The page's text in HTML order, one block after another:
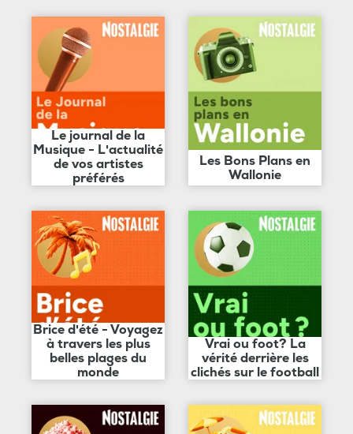
Le journal de la
Musique - L'actualité
de vos artistes
préférés
Les Bons Plans en
Wallonie
Brice d'été - Voyagez
à travers les plus
belles plages du
monde
Vrai ou foot? La
vérité derrière les
clichés sur le football